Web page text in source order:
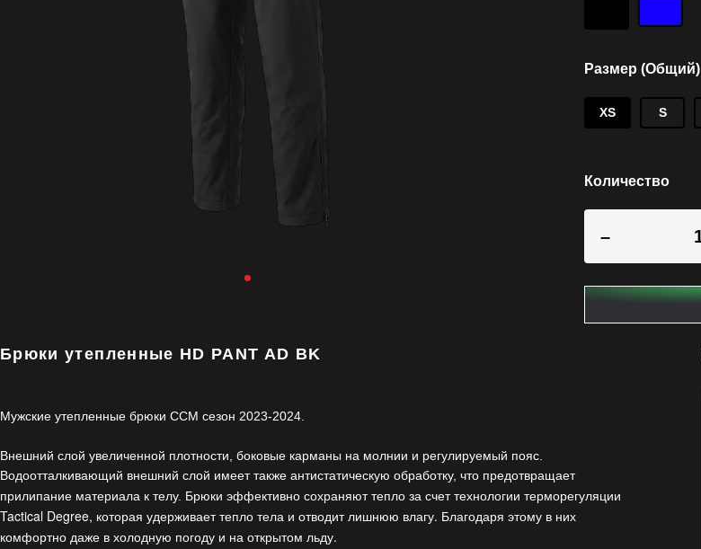
Размер (Общий)
XS S
Количество
–
Брюки утепленные HD PANT AD BK
Мужские утепленные брюки CCM сезон 2023-2024.
Внешний слой увеличенной плотности, боковые карманы на молнии и регулируемый пояс.
Водоотталкивающий внешний слой имеет также антистатическую обработку, что предотвращает
прилипание материала к телу. Брюки эффективно сохраняют тепло за счет технологии терморегуляции
Tactical Degree, которая удерживает тепло тела и отводит лишнюю влагу. Благодаря этому в них
комфортно даже в холодную погоду и на открытом льду.